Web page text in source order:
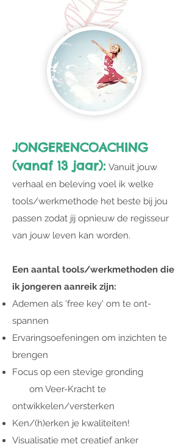
JONGERENCOACHING
(vanaf 13 jaar): Vanuit jouw
verhaal en beleving voel ik welke
tools/werkmethode het beste bij jou
passen zodat jij opnieuw de regisseur
van jouw leven kan worden.
Een aantal tools/werkmethoden die
ik jongeren aanreik zijn:
Ademen als 'free key' om te ont-
spannen
Ervaringsoefeningen om inzichten te
brengen
Focus op een stevige gronding
om Veer-Kracht te
ontwikkelen/versterken
Ken/(h)erken je kwaliteiten!
Visualisatie met creatief anker